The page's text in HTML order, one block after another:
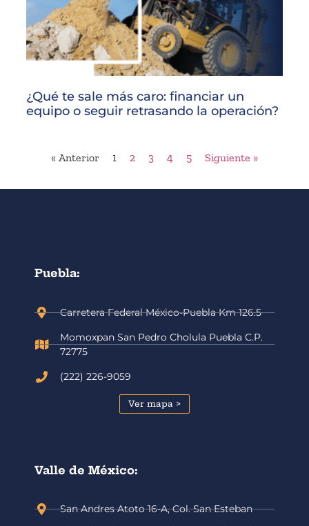
¿Qué te sale más caro: financiar un
equipo o seguir retrasando la operación?
« Anterior 1 2 3 4 5 Siguiente »
Puebla:
Carretera Federal México-Puebla Km 126.5
Momoxpan San Pedro Cholula Puebla C.P.
72775
(222) 226-9059
Ver mapa >
Valle de México:
San Andres Atoto 16-A, Col. San Esteban